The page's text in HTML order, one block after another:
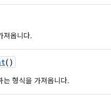
져옵니다.
()
는 형식을 가져옵니다.